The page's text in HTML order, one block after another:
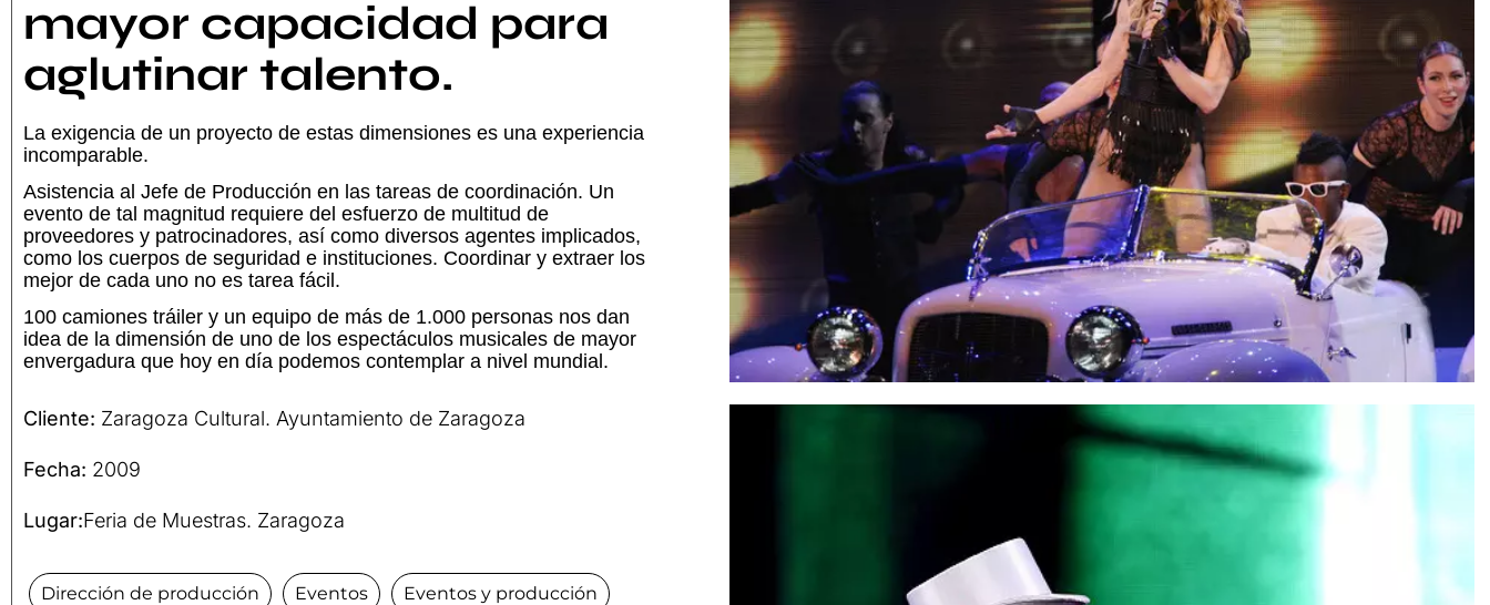
mayor capacidad para
aglutinar talento.
La exigencia de un proyecto de estas dimensiones es una experiencia
incomparable.
Asistencia al Jefe de Producción en las tareas de coordinación. Un
evento de tal magnitud requiere del esfuerzo de multitud de
proveedores y patrocinadores, así como diversos agentes implicados,
como los cuerpos de seguridad e instituciones. Coordinar y extraer los
mejor de cada uno no es tarea fácil.
100 camiones tráiler y un equipo de más de 1.000 personas nos dan
idea de la dimensión de uno de los espectáculos musicales de mayor
envergadura que hoy en día podemos contemplar a nivel mundial.
Cliente: Zaragoza Cultural. Ayuntamiento de Zaragoza
Fecha: 2009
Lugar:Feria de Muestras. Zaragoza
Dirección de producción Eventos Eventos y producción